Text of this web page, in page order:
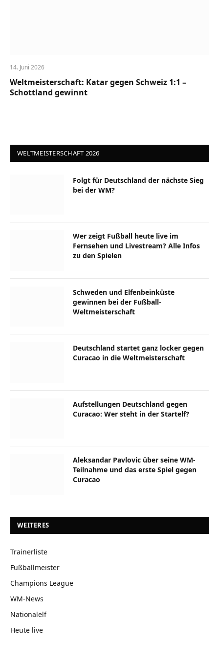
14. Juni 2026
Weltmeisterschaft: Katar gegen Schweiz 1:1 –
Schottland gewinnt
WELTMEISTERSCHAFT 2026
Folgt für Deutschland der nächste Sieg
bei der WM?
Wer zeigt Fußball heute live im
Fernsehen und Livestream? Alle Infos
zu den Spielen
Schweden und Elfenbeinküste
gewinnen bei der Fußball-
Weltmeisterschaft
Deutschland startet ganz locker gegen
Curacao in die Weltmeisterschaft
Aufstellungen Deutschland gegen
Curacao: Wer steht in der Startelf?
Aleksandar Pavlovic über seine WM-
Teilnahme und das erste Spiel gegen
Curacao
WEITERES
Trainerliste
Fußballmeister
Champions League
WM-News
Nationalelf
Heute live